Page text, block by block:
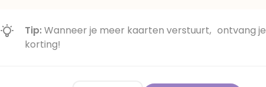
Tip:Wanneer je meer kaarten verstuurt, ontvang je
korting!